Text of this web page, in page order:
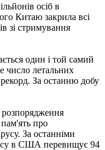
осіб в
Китаю закрила всі
зі стримування
один і той самий
число летальних
За останню добу
про
За останніми
в США перевищує 94